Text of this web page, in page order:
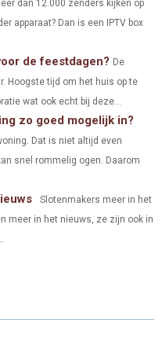
T
R
S
T
R
O
K
D
N
R
O
I
dan 12.000 zenders kijken op
apparaat? Dan is een IPTV box
de feestdagen? De
Hoogste tijd om het huis op te
wat ook echt bij deze...
zo goed mogelijk in?
Dat is niet altijd even
snel rommelig ogen. Daarom
Slotenmakers meer in het
meer in het nieuws, ze zijn ook in